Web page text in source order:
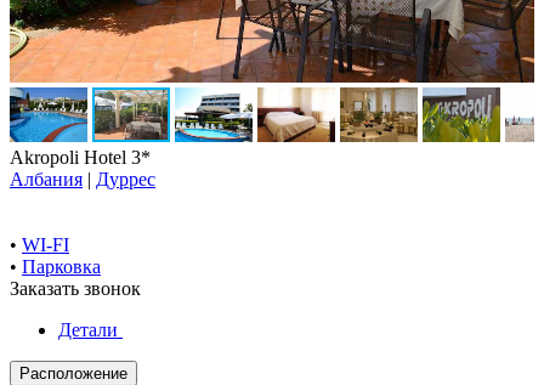
Akropoli Hotel 3*
Албания | Дуррес
• WI-FI
• Парковка
Заказать звонок
Детали
Расположение